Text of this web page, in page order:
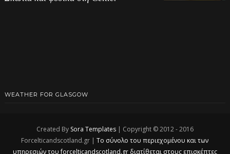
WEATHER FOR GLASGOW
Created By Sora Templates| Copyright © 2012 - 2016
Forcelticandscotland.gr |Το σύνολο του περιεχομένου και των
υπηρεσιών του forcelticandscotland.gr διατίθεται στους επισκέπτες